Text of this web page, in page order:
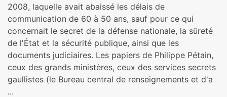
2008, laquelle avait abaissé les délais de
communication de 60 à 50 ans, sauf pour ce qui
concernait le secret de la défense nationale, la sûreté
de l'État et la sécurité publique, ainsi que les
documents judiciaires. Les papiers de Philippe Pétain,
ceux des grands ministères, ceux des services secrets
gaullistes (le Bureau central de renseignements et d'a
...